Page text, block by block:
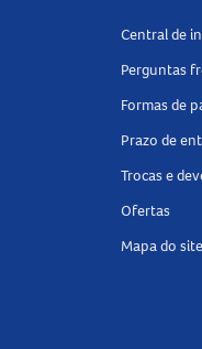
Central de
Perguntas
Formas de
Prazo de
Trocas e
Ofertas
Mapa do site